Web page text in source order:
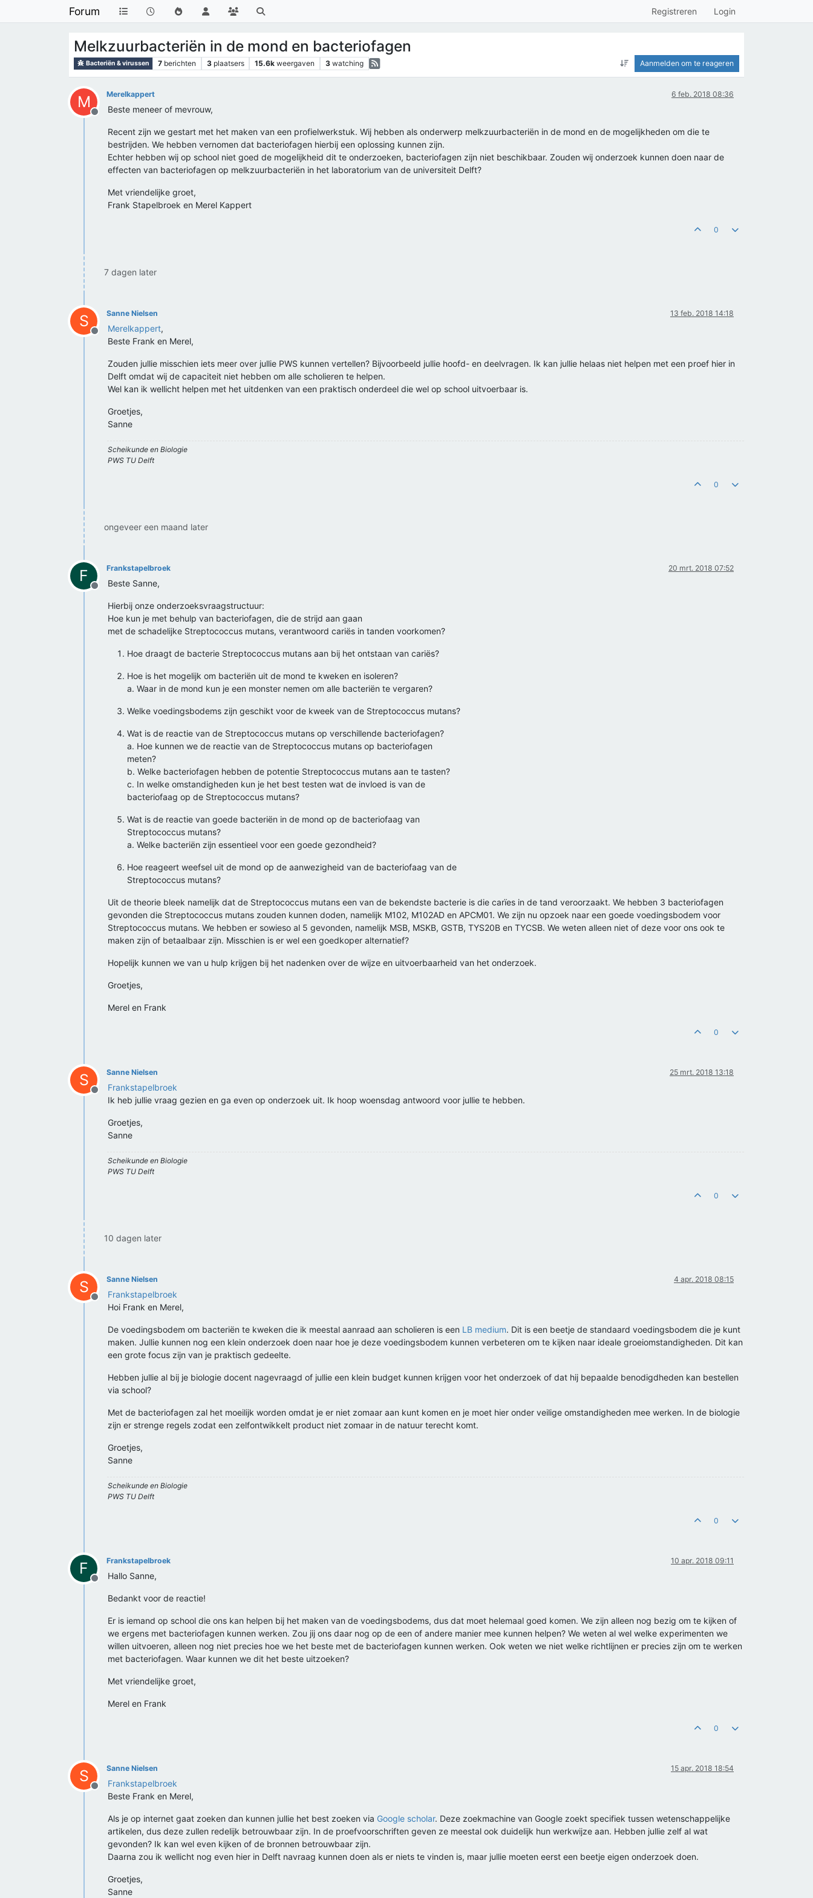
Forum Registreren Login
Melkzuurbacteriën in de mond en bacteriofagen
Bacteriën & virussen 7 berichten 3 plaatsers 15.6k weergaven 3 watching Aanmelden om te reageren
M
Offline
Merelkappert 6 feb. 2018 08:36
Beste meneer of mevrouw,
Recent zijn we gestart met het maken van een profielwerkstuk. Wij hebben als onderwerp melkzuurbacteriën in de mond en de mogelijkheden om die te
bestrijden. We hebben vernomen dat bacteriofagen hierbij een oplossing kunnen zijn.
Echter hebben wij op school niet goed de mogelijkheid dit te onderzoeken, bacteriofagen zijn niet beschikbaar. Zouden wij onderzoek kunnen doen naar de
effecten van bacteriofagen op melkzuurbacteriën in het laboratorium van de universiteit Delft?
Met vriendelijke groet,
Frank Stapelbroek en Merel Kappert
0
7 dagen later
S
Offline
Sanne Nielsen 13 feb. 2018 14:18
Merelkappert,
Beste Frank en Merel,
Zouden jullie misschien iets meer over jullie PWS kunnen vertellen? Bijvoorbeeld jullie hoofd- en deelvragen. Ik kan jullie helaas niet helpen met een proef hier in
Delft omdat wij de capaciteit niet hebben om alle scholieren te helpen.
Wel kan ik wellicht helpen met het uitdenken van een praktisch onderdeel die wel op school uitvoerbaar is.
Groetjes,
Sanne
Scheikunde en Biologie
PWS TU Delft
0
ongeveer een maand later
F
Offline
Frankstapelbroek 20 mrt. 2018 07:52
Beste Sanne,
Hierbij onze onderzoeksvraagstructuur:
Hoe kun je met behulp van bacteriofagen, die de strijd aan gaan
met de schadelijke Streptococcus mutans, verantwoord cariës in tanden voorkomen?
Hoe draagt de bacterie Streptococcus mutans aan bij het ontstaan van cariës?
Hoe is het mogelijk om bacteriën uit de mond te kweken en isoleren?
a. Waar in de mond kun je een monster nemen om alle bacteriën te vergaren?
Welke voedingsbodems zijn geschikt voor de kweek van de Streptococcus mutans?
Wat is de reactie van de Streptococcus mutans op verschillende bacteriofagen?
a. Hoe kunnen we de reactie van de Streptococcus mutans op bacteriofagen
meten?
b. Welke bacteriofagen hebben de potentie Streptococcus mutans aan te tasten?
c. In welke omstandigheden kun je het best testen wat de invloed is van de
bacteriofaag op de Streptococcus mutans?
Wat is de reactie van goede bacteriën in de mond op de bacteriofaag van
Streptococcus mutans?
a. Welke bacteriën zijn essentieel voor een goede gezondheid?
Hoe reageert weefsel uit de mond op de aanwezigheid van de bacteriofaag van de
Streptococcus mutans?
Uit de theorie bleek namelijk dat de Streptococcus mutans een van de bekendste bacterie is die carïes in de tand veroorzaakt. We hebben 3 bacteriofagen
gevonden die Streptococcus mutans zouden kunnen doden, namelijk M102, M102AD en APCM01. We zijn nu opzoek naar een goede voedingsbodem voor
Streptococcus mutans. We hebben er sowieso al 5 gevonden, namelijk MSB, MSKB, GSTB, TYS20B en TYCSB. We weten alleen niet of deze voor ons ook te
maken zijn of betaalbaar zijn. Misschien is er wel een goedkoper alternatief?
Hopelijk kunnen we van u hulp krijgen bij het nadenken over de wijze en uitvoerbaarheid van het onderzoek.
Groetjes,
Merel en Frank
0
S
Offline
Sanne Nielsen 25 mrt. 2018 13:18
Frankstapelbroek
Ik heb jullie vraag gezien en ga even op onderzoek uit. Ik hoop woensdag antwoord voor jullie te hebben.
Groetjes,
Sanne
Scheikunde en Biologie
PWS TU Delft
0
10 dagen later
S
Offline
Sanne Nielsen 4 apr. 2018 08:15
Frankstapelbroek
Hoi Frank en Merel,
De voedingsbodem om bacteriën te kweken die ik meestal aanraad aan scholieren is een LB medium. Dit is een beetje de standaard voedingsbodem die je kunt
maken. Jullie kunnen nog een klein onderzoek doen naar hoe je deze voedingsbodem kunnen verbeteren om te kijken naar ideale groeiomstandigheden. Dit kan
een grote focus zijn van je praktisch gedeelte.
Hebben jullie al bij je biologie docent nagevraagd of jullie een klein budget kunnen krijgen voor het onderzoek of dat hij bepaalde benodigdheden kan bestellen
via school?
Met de bacteriofagen zal het moeilijk worden omdat je er niet zomaar aan kunt komen en je moet hier onder veilige omstandigheden mee werken. In de biologie
zijn er strenge regels zodat een zelfontwikkelt product niet zomaar in de natuur terecht komt.
Groetjes,
Sanne
Scheikunde en Biologie
PWS TU Delft
0
F
Offline
Frankstapelbroek 10 apr. 2018 09:11
Hallo Sanne,
Bedankt voor de reactie!
Er is iemand op school die ons kan helpen bij het maken van de voedingsbodems, dus dat moet helemaal goed komen. We zijn alleen nog bezig om te kijken of
we ergens met bacteriofagen kunnen werken. Zou jij ons daar nog op de een of andere manier mee kunnen helpen? We weten al wel welke experimenten we
willen uitvoeren, alleen nog niet precies hoe we het beste met de bacteriofagen kunnen werken. Ook weten we niet welke richtlijnen er precies zijn om te werken
met bacteriofagen. Waar kunnen we dit het beste uitzoeken?
Met vriendelijke groet,
Merel en Frank
0
S
Offline
Sanne Nielsen 15 apr. 2018 18:54
Frankstapelbroek
Beste Frank en Merel,
Als je op internet gaat zoeken dan kunnen jullie het best zoeken via Google scholar. Deze zoekmachine van Google zoekt specifiek tussen wetenschappelijke
artikelen, dus deze zullen redelijk betrouwbaar zijn. In de proefvoorschriften geven ze meestal ook duidelijk hun werkwijze aan. Hebben jullie zelf al wat
gevonden? Ik kan wel even kijken of de bronnen betrouwbaar zijn.
Daarna zou ik wellicht nog even hier in Delft navraag kunnen doen als er niets te vinden is, maar jullie moeten eerst een beetje eigen onderzoek doen.
Groetjes,
Sanne